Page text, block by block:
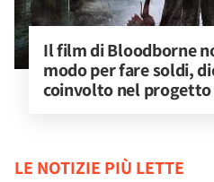
Il film di Bloodborne
modo per fare soldi,
coinvolto nel progetto
LE NOTIZIE PIÙ LETTE